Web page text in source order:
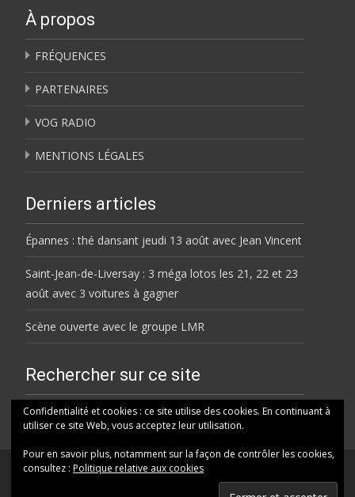
À propos
FRÉQUENCES
PARTENAIRES
VOG RADIO
MENTIONS LÉGALES
Derniers articles
Épannes : thé dansant jeudi 13 août avec Jean Vincent
Saint-Jean-de-Liversay : 3 méga lotos les 21, 22 et 23
août avec 3 voitures à gagner
Scène ouverte avec le groupe LMR
Rechercher sur ce site
Rechercher
Confidentialité et cookies : ce site utilise des cookies. En continuant à
utiliser ce site Web, vous acceptez leur utilisation.
Pour en savoir plus, notamment sur la façon de contrôler les cookies,
consultez : Politique relative aux cookies